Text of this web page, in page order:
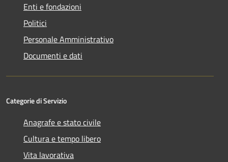
Enti e fondazioni
Politici
Personale Amministrativo
Documenti e dati
Categorie di Servizio
Anagrafe e stato civile
Cultura e tempo libero
Vita lavorativa